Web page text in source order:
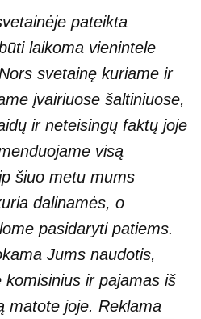
pateikta
laikoma vienintele
svetainę kuriame ir
įvairiuose šaltiniuose,
ir neteisingų faktų joje
visą
šiuo metu mums
dalinamės, o
pasidaryti patiems.
Jums naudotis,
ir pajamas iš
matote joje. Reklama